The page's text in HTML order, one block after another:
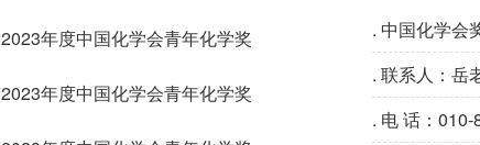
2023年度中国化学会青年化学奖
2023年度中国化学会青年化学奖
. 中国化学会
. 联系人：岳
. 电 话：